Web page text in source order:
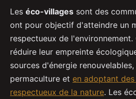
Les éco-villages sont des
ont pour objectif d'atteindre un
respectueux de
réduire leur empreinte
sources d'énergie
permaculture et en adoptant
respectueux de la nature. Les